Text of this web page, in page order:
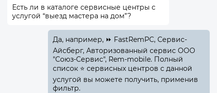
Есть ли в каталоге сервисные центры с
услугой “выезд мастера на дом”?
Да, например, ⏩ FastRemPC, Сервис-
Айсберг, Авторизованный сервис ООО
"Союз-Сервис", Rem-mobile. Полный
список ⭐ сервисных центров с данной
услугой вы можете получить, применив
фильтр.